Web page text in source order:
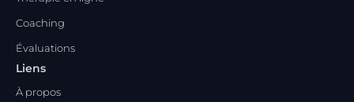
Coaching
Évaluations
Liens
À propos